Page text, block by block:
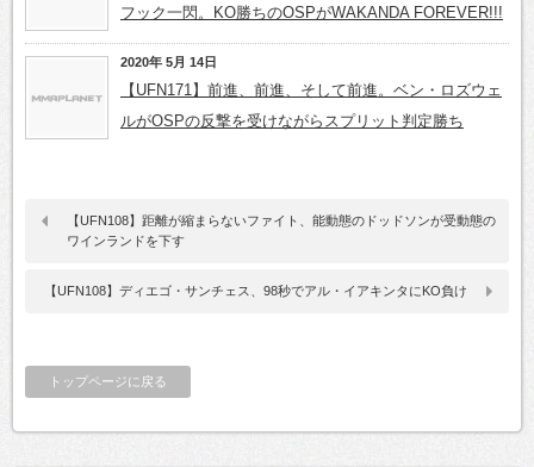
フック一閃。KO勝ちのOSPがWAKANDA FOREVER!!!
2020年 5月 14日
【UFN171】前進、前進、そして前進。ベン・ロズウェ
ルがOSPの反撃を受けながらスプリット判定勝ち
【UFN108】距離が縮まらないファイト、能動態のドッドソンが受動態の
ワインランドを下す
【UFN108】ディエゴ・サンチェス、98秒でアル・イアキンタにKO負け
トップページに戻る